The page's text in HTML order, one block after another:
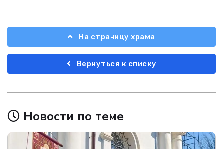
На страницу храма
Вернуться к списку
Новости по теме